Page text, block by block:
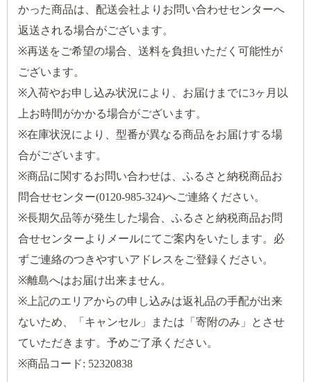
かった商品は、配送会社よりお問い合わせセンターへ
返送される場合がございます。
※再送をご希望の場合、送料を負担いただく可能性が
ございます。
※入荷やお申し込み状況により、お届けまでに3ヶ月以
上お時間がかかる場合がございます。
※在庫状況により、型番が異なる商品をお届けする場
合がございます。
※商品に関するお問い合わせは、ふるさと納税商品お
問合せセンター(0120-985-324)へご連絡ください。
※長期欠品等が発生した場合、ふるさと納税商品お問
合せセンターよりメールにてご案内をいたします。必
ずご連絡のつきやすいアドレスをご登録ください。
※離島へはお届け出来ません。
※上記のエリアからの申し込みは返礼品の手配が出来
ないため、「キャンセル」または「寄附のみ」とさせ
ていただきます。予めご了承ください。
※商品コード: 52320838